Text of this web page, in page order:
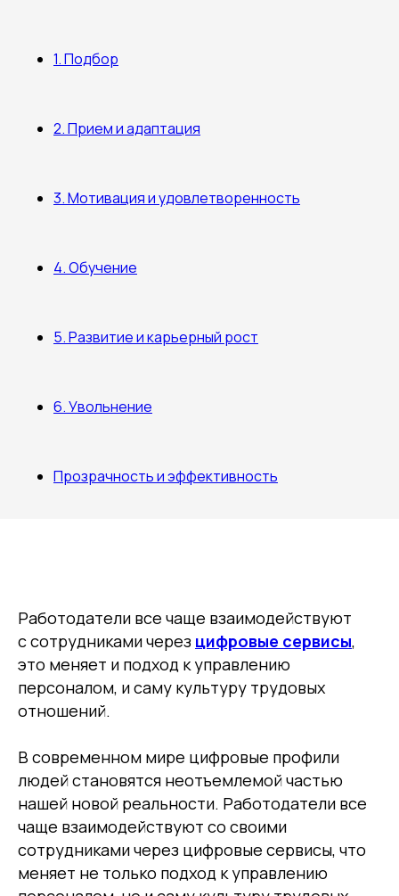
1. Подбор
2. Прием и адаптация
3. Мотивация и удовлетворенность
4. Обучение
5. Развитие и карьерный рост
6. Увольнение
Прозрачность и эффективность
Работодатели все чаще взаимодействуют
с сотрудниками через цифровые сервисы,
это меняет и подход к управлению
персоналом, и саму культуру трудовых
отношений.
В современном мире цифровые профили
людей становятся неотъемлемой частью
нашей новой реальности. Работодатели все
чаще взаимодействуют со своими
сотрудниками через цифровые сервисы, что
меняет не только подход к управлению